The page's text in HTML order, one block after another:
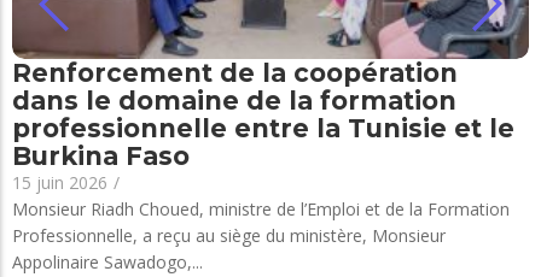
Renforcement de la coopération
dans le domaine de la formation
professionnelle entre la Tunisie et le
Burkina Faso
15 juin 2026 /
Monsieur Riadh Choued, ministre de l’Emploi et de la Formation
Professionnelle, a reçu au siège du ministère, Monsieur
Appolinaire Sawadogo,...